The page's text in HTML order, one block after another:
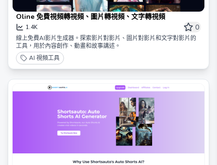
Oline 免費視頻轉視頻、圖片轉視頻、文字轉視頻
1.4K 0
線上免費AI影片生成器。探索影片對影片、圖片對影片和文字對影片的
工具，用於內容創作、動畫和故事講述。
AI 視頻工具